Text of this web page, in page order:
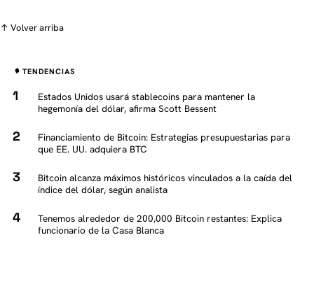
↑ Volver arriba
TENDENCIAS
Estados Unidos usará stablecoins para mantener la
hegemonía del dólar, afirma Scott Bessent
Financiamiento de Bitcoin: Estrategias presupuestarias para
que EE. UU. adquiera BTC
Bitcoin alcanza máximos históricos vinculados a la caída del
índice del dólar, según analista
Tenemos alrededor de 200,000 Bitcoin restantes: Explica
funcionario de la Casa Blanca